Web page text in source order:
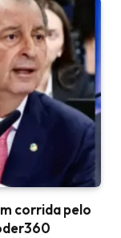
corrida pelo